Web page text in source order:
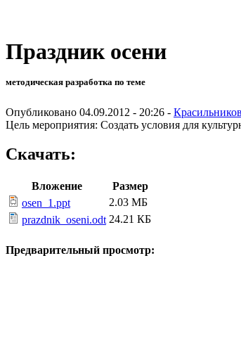
Праздник осени
методическая разработка по теме
Опубликовано 04.09.2012 - 20:26 -
Цель мероприятия: Создать условия для
Скачать:
Вложение
Размер
osen_1.ppt
2.03 МБ
prazdnik_oseni.odt 24.21 КБ
Предварительный просмотр: